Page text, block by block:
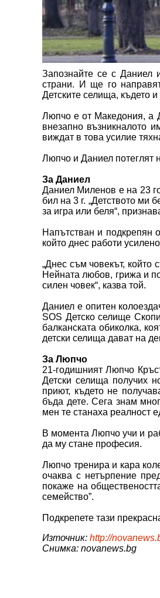
Запознайте се с Даниел
страни. И ще го
Детските селища, където
Люпчо е от Македония, а
внезапно възникналото
виждат в това усилие
Люпчо и Даниел потеглят
За Даниел
Даниел Миленов е на 23
бил на 3 г. „Детството ми
за игра или беля“,
Напътстван и подкрепян
който днес работи
„Днес съм човекът,
Нейната любов, грижа и
силен човек“, казва той.
Даниел е опитен
SOS Детско селище
балканската обиколка,
детски селища дават на
За Люпчо
21-годишният Люпчо
Детски селища получих
приют, където не
бъда дете. Сега знам
мен те станаха реалност
В момента Люпчо учи и
да му стане професия.
Люпчо тренира и кара
очаква с нетърпение
покаже на
семейство”.
Подкрепете тази
Източник: http://
Снимка: novanews.bg